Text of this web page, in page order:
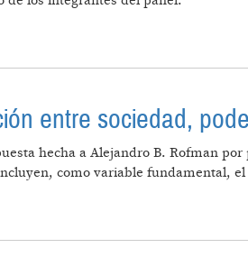
entre sociedad,
hecha a Alejandro B. Rofman
como variable fundamental,